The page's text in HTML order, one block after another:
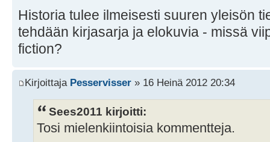
Historia tulee ilmeisesti suuren yleisön
tehdään kirjasarja ja elokuvia - missä
fiction?
Kirjoittaja Pesservisser » 16 Heinä 2012 20:34
Sees2011 kirjoitti:
Tosi mielenkiintoisia kommentteja.